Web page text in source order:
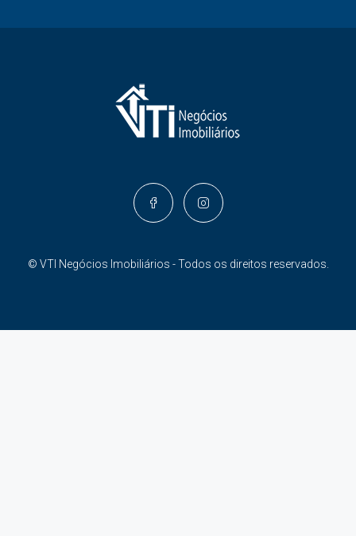
© VTI Negócios Imobiliários - Todos os direitos reservados.